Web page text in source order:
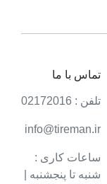
تماس با ما
تلفن : 02172016
info@tireman.ir
ساعات کاری :
شنبه تا پنجشنبه |